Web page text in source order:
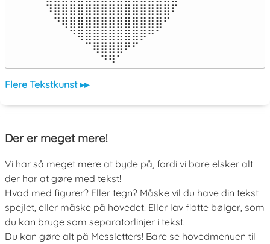
⠹⣿⣿⣿⣿⣿⣿⣿⣿⣿⣿⣿⣿⣿⣿⣿⠏
⠀⠙⢿⣿⣿⣿⣿⣿⣿⣿⣿⣿⣿⣿⣿⠋⠀
⠀⠀⠀⠙⢿⣿⣿⣿⣿⣿⣿⣿⡿⠛⠁⠀⠀
⠀⠀⠀⠀⠀⠉⢿⣿⣿⣿⠟⠋⠀⠀⠀⠀⠀
⠀⠀⠀⠀⠀⠀⠀⠙⠻⠁⠀⠀⠀⠀⠀⠀⠀⠀⠀⠀⠀⠀⠀
Flere Tekstkunst ▸▸
Der er meget mere!
Vi har så meget mere at byde på, fordi vi bare elsker alt
der har at gøre med tekst!
Hvad med figurer? Eller tegn? Måske vil du have din tekst
spejlet, eller måske på hovedet! Eller lav flotte bølger, som
du kan bruge som separatorlinjer i tekst.
Du kan gøre alt på Messletters! Bare se hovedmenuen til